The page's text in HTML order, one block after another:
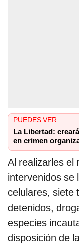
PUEDES VER
La Libertad:
en crimen
Al realizarles el
intervenidos se
celulares, siete
detenidos,
especies
disposición de